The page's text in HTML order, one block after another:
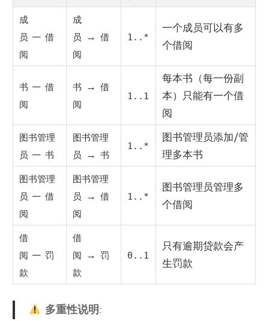
成
员 —借
阅
成
员
→借
阅
1..*
一个成员可以有多
个借阅
书 —借
阅
书 →借
阅
1..1
每本书（每一份副
本）只能有一个借
阅
图书管理
员 —书
图书管理
员
→书
1..*
图书管理员添加/管
理多本书
图书管理
员 —借
阅
图书管理
员
→借
阅
1..*
图书管理员管理多
个借阅
借
阅 —罚
款
借
阅
→罚
款
0..1
只有逾期贷款会产
生罚款
多重性说明: